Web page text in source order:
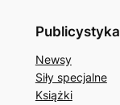
Publicystyka
Newsy
Siły specjalne
Książki